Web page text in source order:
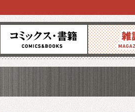
コミックス 雑誌